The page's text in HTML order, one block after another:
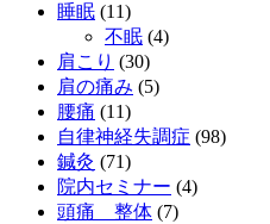
睡眠 (11)
不眠 (4)
肩こり (30)
肩の痛み (5)
腰痛 (11)
自律神経失調症 (98)
鍼灸 (71)
院内セミナー (4)
頭痛 整体 (7)